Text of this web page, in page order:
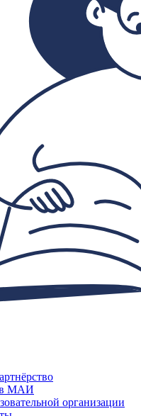
в МАИ
организации